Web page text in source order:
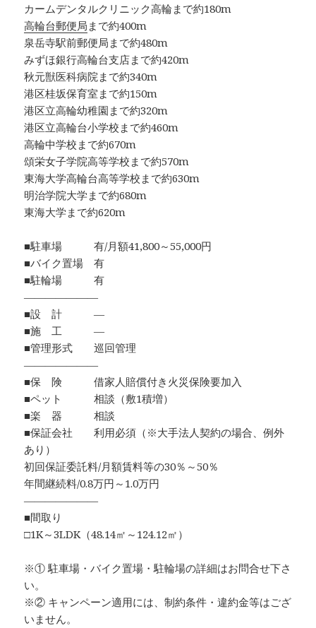
カームデンタルクリニック高輪まで約180m
高輪台郵便局 まで約400m
泉岳寺駅前郵便局まで約480m
みずほ銀行高輪台支店まで約420m
秋元獣医科病院まで約340m
港区桂坂保育室まで約150m
港区立高輪幼稚園まで約320m
港区立高輪台小学校まで約460m
高輪中学校まで約670m
頌栄女子学院高等学校まで約570m
東海大学高輪台高等学校まで約630m
明治学院大学まで約680m
東海大学まで約620m
■駐車場 有/月額41,800～55,000円
■バイク置場 有
■駐輪場 有
―――――――
■設 計 ―
■施 工 ―
■管理形式 巡回管理
―――――――
■保 険 借家人賠償付き火災保険要加入
■ペット 相談（敷1積増）
■楽 器 相談
■保証会社 利用必須（※大手法人契約の場合、例外
あり）
初回保証委託料/月額賃料等の30％～50％
年間継続料/0.8万円～1.0万円
―――――――
■間取り
□1K～3LDK（48.14㎡～124.12㎡）
※① 駐車場・バイク置場・駐輪場の詳細はお問合せ下さ
い。
※② キャンペーン適用には、制約条件・違約金等はござ
いません。